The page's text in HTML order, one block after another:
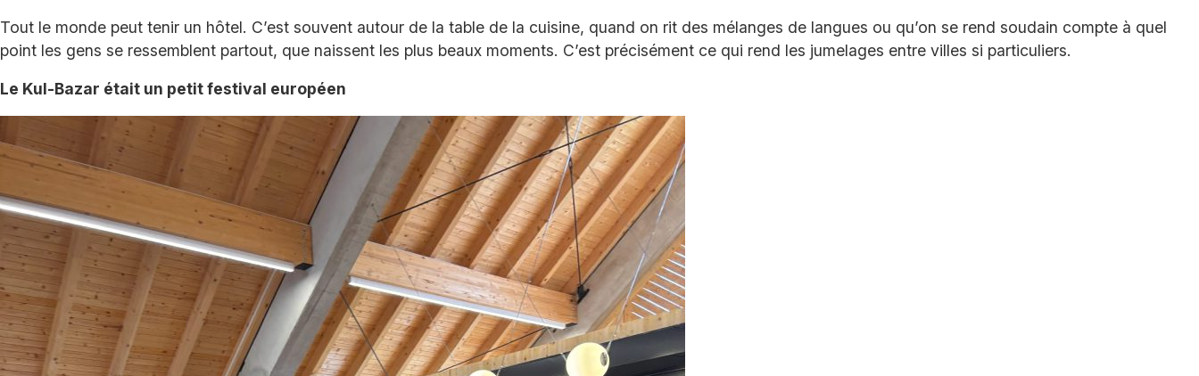
Tout le monde peut tenir un hôtel. C’est souvent autour de la table de la cuisine, quand on rit des mélanges de langues ou qu’on se rend soudain compte à quel
point les gens se ressemblent partout, que naissent les plus beaux moments. C’est précisément ce qui rend les jumelages entre villes si particuliers.
Le Kul-Bazar était un petit festival européen